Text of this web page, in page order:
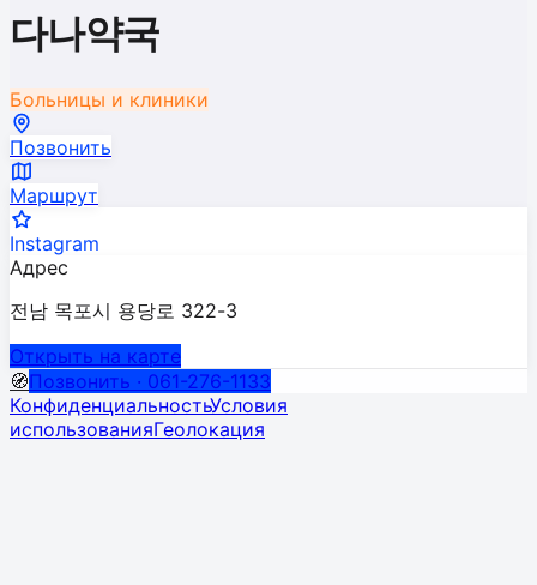
다나약국
Больницы и клиники
Позвонить
Маршрут
Instagram
Адрес
전남 목포시 용당로 322-3
Открыть на карте
🧭Позвонить · 061-276-1133
КонфиденциальностьУсловия
использованияГеолокация